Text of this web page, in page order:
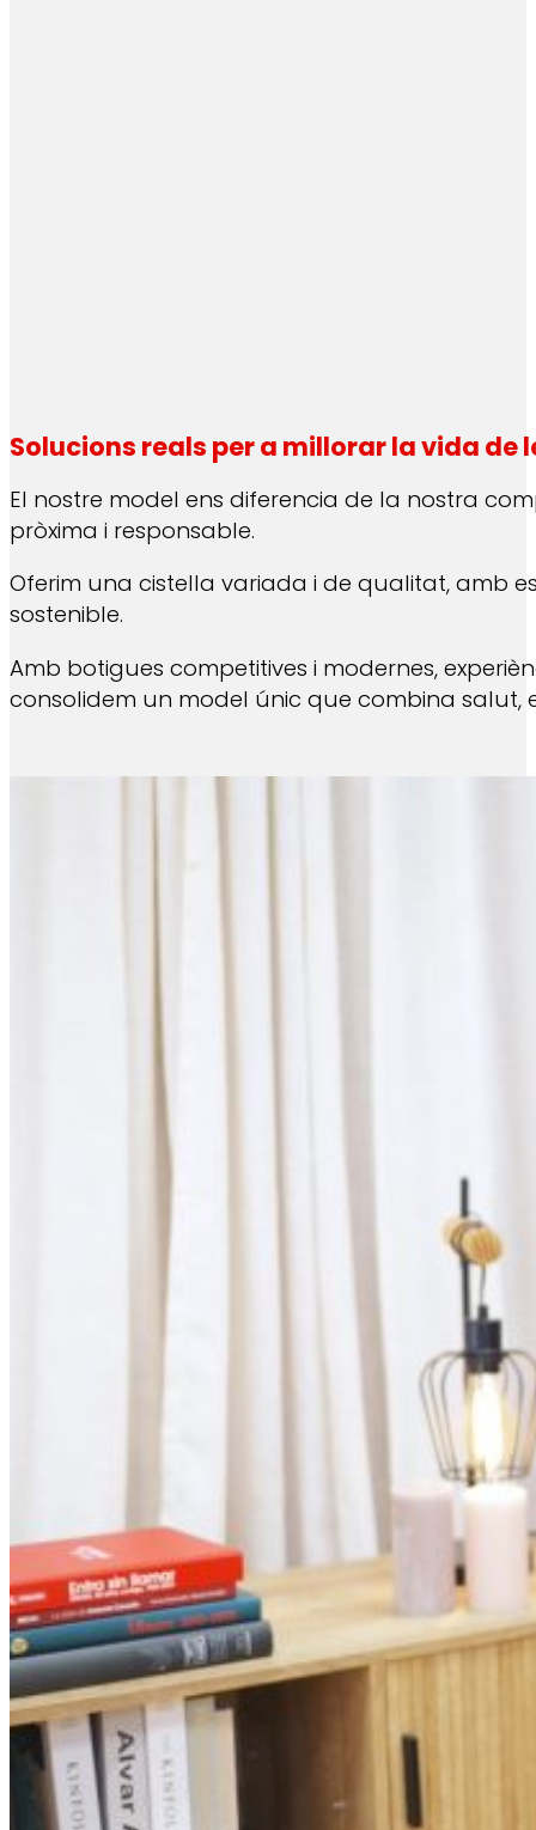
Solucions reals per a millorar la vida de
El nostre model ens diferencia de la nostra
pròxima i responsable.
Oferim una cistella variada i de qualitat, amb
sostenible.
Amb botigues competitives i modernes,
consolidem un model únic que combina salut,